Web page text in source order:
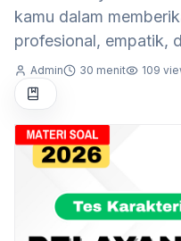
kamu dalam
profesional, empatik,
masyarakat.
Admin 30 menit 109